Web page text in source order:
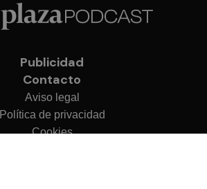
Publicidad
Contacto
Aviso legal
Política de privacidad
Cookies